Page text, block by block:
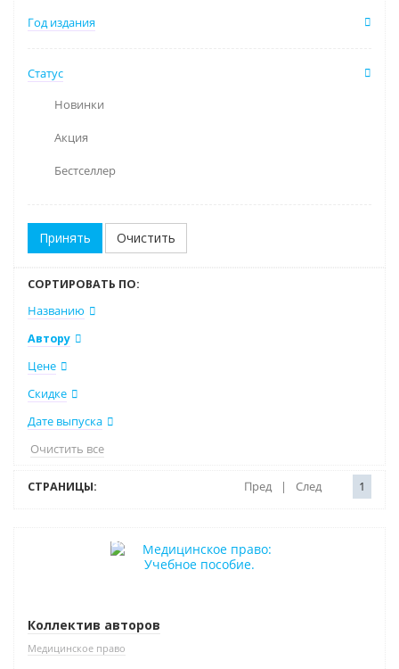
Год издания
Статус
Новинки
Акция
Бестселлер
Очистить
СОРТИРОВАТЬ ПО:
Названию
Автору
Цене
Скидке
Дате выпуска
Очистить все
СТРАНИЦЫ: Пред | След 1
Индивидуальный подход
Коллектив авторов
Медицинское право